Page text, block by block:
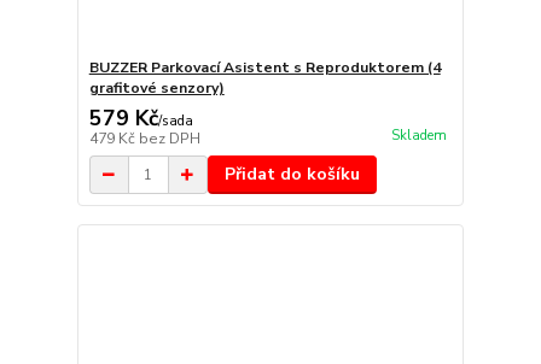
BUZZER Parkovací Asistent s Reproduktorem (4
grafitové senzory)
579 Kč/sada
479 Kč bez DPH Skladem
Přidat do košíku